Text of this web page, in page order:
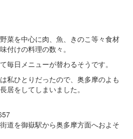
菜を中心に肉、魚、きのこ等々食材
付けの料理の数々。
毎日メニューが替わるそうです。
私ひとりだったので、奥多摩のよも
居をしてしまいました。
嶽駅から奥多摩方面へおよそ